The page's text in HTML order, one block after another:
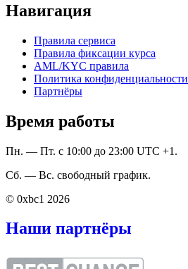
Навигация
Правила сервиса
Правила фиксации курса
AML/KYC правила
Политика конфиденциальности
Партнёры
Время работы
Пн. — Пт. с 10:00 до 23:00 UTC +1.
Сб. — Вс. свободный график.
© 0xbc1 2026
Наши партнёры